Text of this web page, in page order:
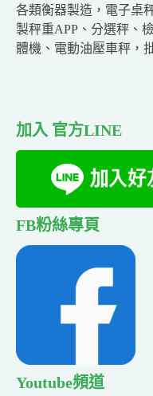
各類衡器製造，電子桌
製秤重APP、分選秤、
體機、電動油壓車秤，
加入 官方LINE
FB粉絲專頁
Youtube頻道